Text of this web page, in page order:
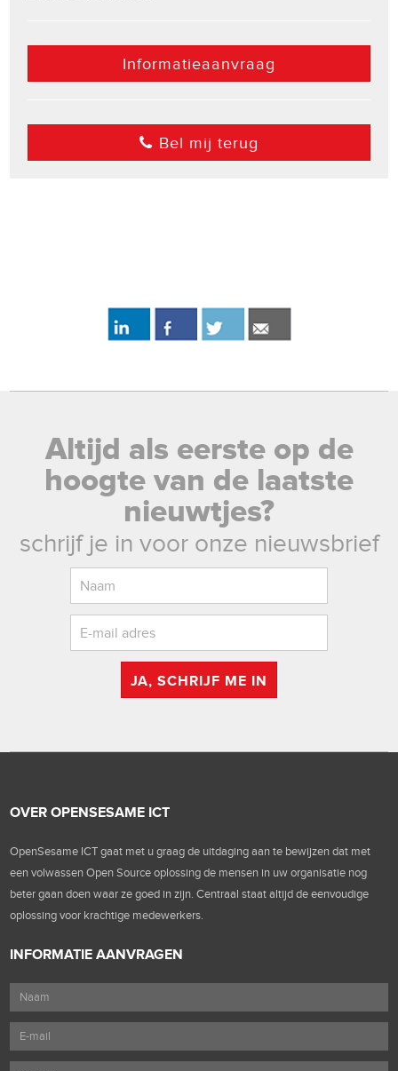
Informatieaanvraag
Bel mij terug
Altijd als eerste op de
hoogte van de laatste
nieuwtjes?
schrijf je in voor onze nieuwsbrief
JA, SCHRIJF ME IN
OVER OPENSESAME ICT
OpenSesame ICT gaat met u graag de uitdaging aan te bewijzen dat met
een volwassen Open Source oplossing de mensen in uw organisatie nog
beter gaan doen waar ze goed in zijn. Centraal staat altijd de eenvoudige
oplossing voor krachtige medewerkers.
INFORMATIE AANVRAGEN